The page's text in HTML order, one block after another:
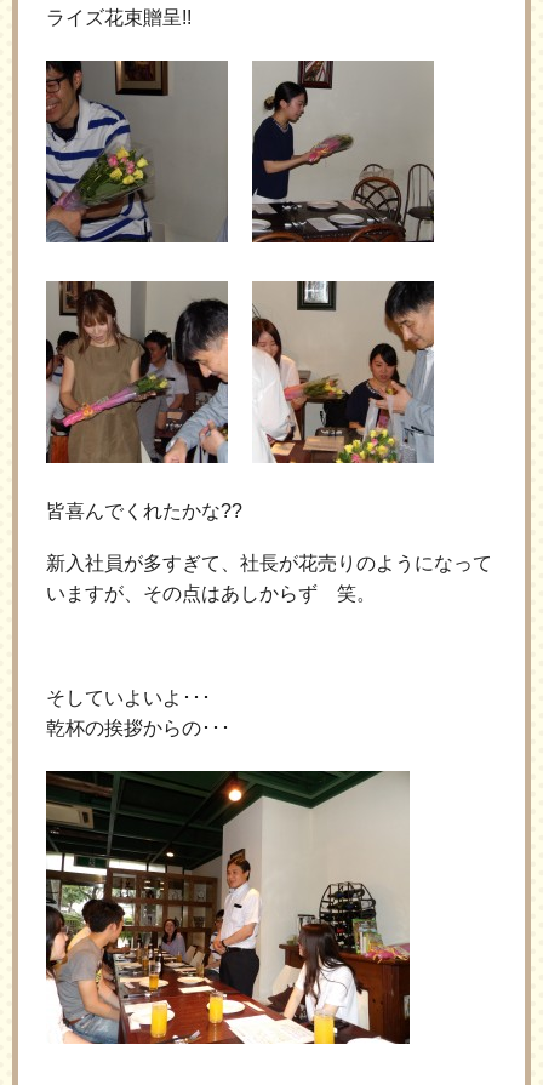
ライズ花束贈呈!!
皆喜んでくれたかな??
新入社員が多すぎて、社長が花売りのようになって
いますが、その点はあしからず 笑。
そしていよいよ･･･
乾杯の挨拶からの･･･